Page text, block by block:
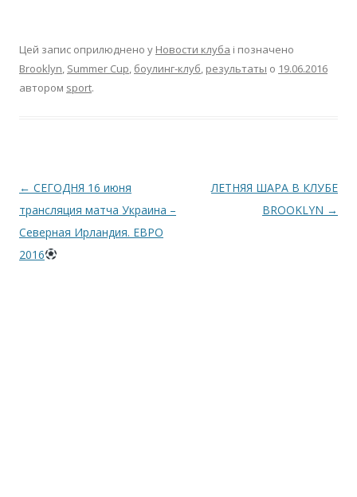
Цей запис оприлюднено у Новости клуба і позначено
Brooklyn, Summer Cup, боулинг-клуб, результаты о 19.06.2016
автором sport.
Навігація по запису
← СЕГОДНЯ 16 июня
трансляция матча Украина –
Северная Ирландия. ЕВРО
2016
ЛЕТНЯЯ ШАРА В КЛУБЕ
BROOKLYN →